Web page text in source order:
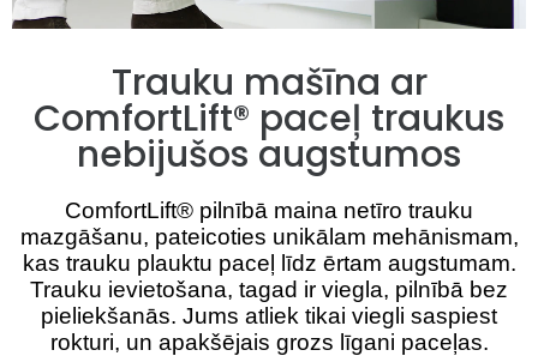
Trauku mašīna ar
ComfortLift® paceļ traukus
nebijušos augstumos
ComfortLift® pilnībā maina netīro trauku
mazgāšanu, pateicoties unikālam mehānismam,
kas trauku plauktu paceļ līdz ērtam augstumam.
Trauku ievietošana, tagad ir viegla, pilnībā bez
pieliekšanās. Jums atliek tikai viegli saspiest
rokturi, un apakšējais grozs līgani paceļas.